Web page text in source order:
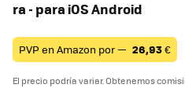
ra - para iOS Android
PVP en Amazon por — 26,93€
El precio podría variar. Obtenemos